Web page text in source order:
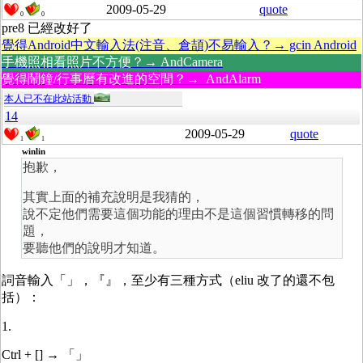
0 0 2009-05-29
quote
pre8 已經改好了
覺得Android中文輸入法(注音、倉頡)不易輸入？→ gcin Android
手機照相看照片不方便？→ AndCamera
覺得鬧鐘/行事曆有改進的空間？→ AndAlarm
本人已不在此站活動
14
1 1 2009-05-29 quote
winlin
抱歉，
其實上面的補充說明是我猜的，
說不定他們需要這個功能的理由不是這個習慣轉移的問
題，
要聽他們的說明才知道。
詞音輸入「」，『』，至少有三種方式（eliu 改了的還不包
括）：
1.
Ctrl + [] → 「」